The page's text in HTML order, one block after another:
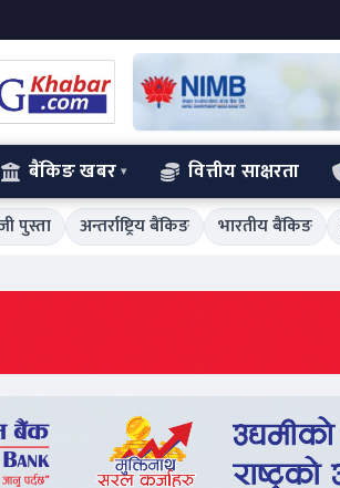
बैंकिङ खबर वित्तीय साक्षरता
पुस्ता अन्तर्राष्ट्रिय बैंकिङ भारतीय बैंकिङ